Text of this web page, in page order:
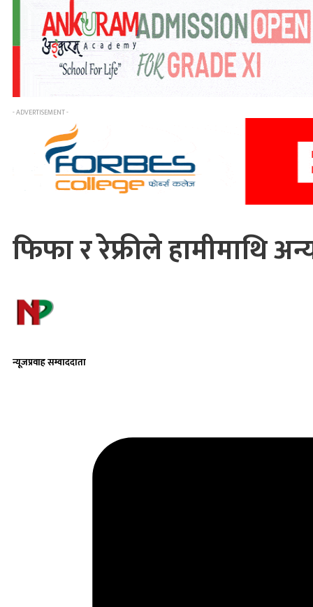
- ADVERTISEMENT -
फिफा र रेफ्रीले हामीमाथि
न्यूजप्रवाह सम्वाददाता